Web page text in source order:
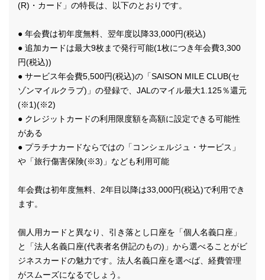
(R)・カード」の特長は、以下のとおりです。
● 年会費は初年度無料、翌年度以降33,000円(税込)
● 追加カードは最大9枚まで発行可能(1枚につき年会費3,300
円(税込))
● サービス年会費5,500円(税込)の「SAISON MILE CLUB(セ
ゾンマイルクラブ)」の登録で、JALのマイル最大1.125％還元
(※1)(※2)
● クレジットカードの利用限度額を高額に設定できる可能性
がある
● プラチナカードならではの「コンシェルジュ・サービス」
や「旅行傷害保険(※3)」なども利用可能
年会費は初年度無料、2年目以降は33,000円(税込)で利用でき
ます。
個人用カードと異なり、引き落とし口座を「個人名義口座」
と「法人名義口座(代表者名併記のもの)」から選べることがビ
ジネスカードの魅力です。法人名義口座を選べば、経費管理
がスムーズになるでしょう。